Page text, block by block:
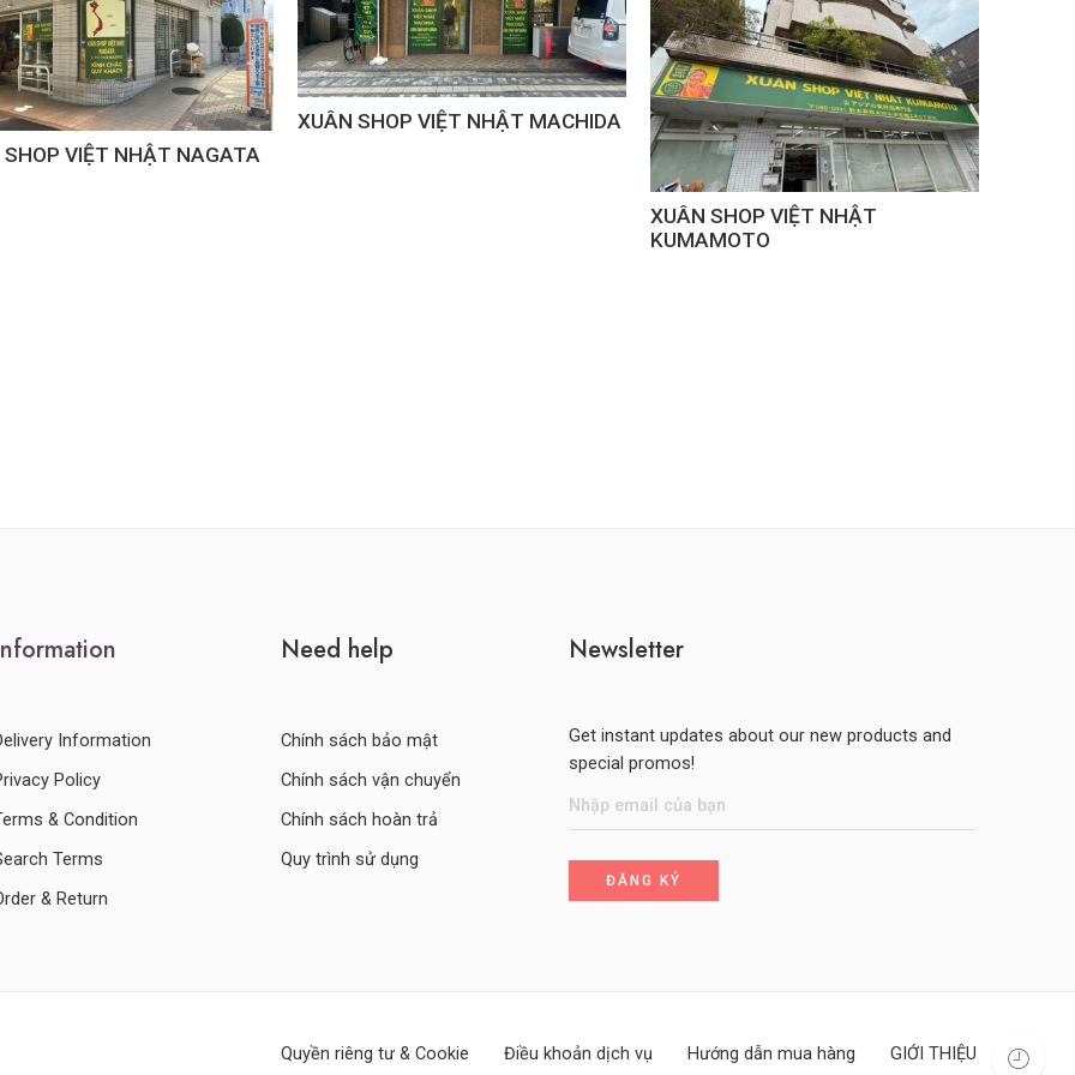
SHOP VIỆT NHẬT NAGATA
XUÂN SHOP VIỆT NHẬT MACHIDA
XUÂN SHOP VIỆT NHẬT
KUMAMOTO
Information
Policy
& Condition
Terms
& Return
Need help
Chính sách bảo mật
Chính sách vận chuyển
Chính sách hoàn trả
Quy trình sử dụng
Newsletter
Get instant updates about our new products and
special promos!
Quyền riêng tư & Cookie Điều khoản dịch vụ Hướng dẫn mua hàng GIỚI THIỆU